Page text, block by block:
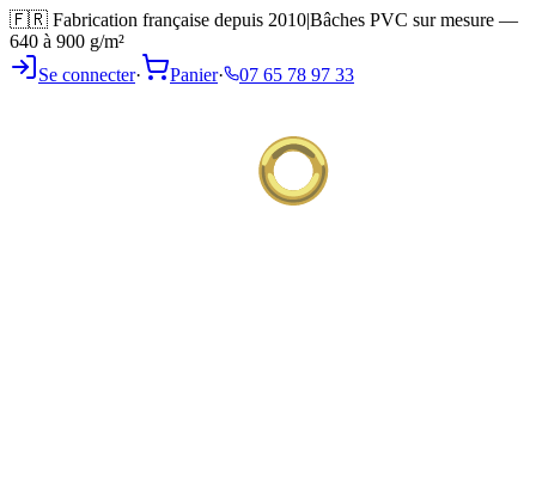
🇫🇷 Fabrication française depuis 2010|Bâches PVC sur mesure —
640 à 900 g/m²
Se connecter· Panier· 07 65 78 97 33